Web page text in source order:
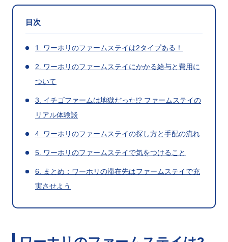
目次
1. ワーホリのファームステイは2タイプある！
2. ワーホリのファームステイにかかる給与と費用に
ついて
3. イチゴファームは地獄だった!? ファームステイの
リアル体験談
4. ワーホリのファームステイの探し方と手配の流れ
5. ワーホリのファームステイで気をつけること
6. まとめ：ワーホリの滞在先はファームステイで充
実させよう